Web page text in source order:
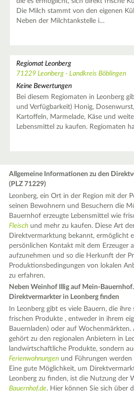
Die Milch stammt von den eigenen
Neben der Milchtankstelle i…
Regiomat Leonberg
71229 Leonberg - Landkreis Böblingen
Keine Bewertungen
Bei diesem Regiomaten in Leonberg
und Verfügbarkeit) Honig,
Kartoffeln, Marmelade, Käse und
Lebensmittel zu kaufen. Regiomaten
Allgemeine Informationen zu den
(PLZ 71229)
Leonberg, ein Ort in der Region mit der
seinen Bewohnern und Besuchern die
Bauernhof erzeugte Lebensmittel wie
Fleisch und mehr zu kaufen. Diese Art
Direktvermarktung bekannt, ermöglicht
persönlichen Kontakt mit dem Erzeuger
aufzunehmen und so die Herkunft der
Produktionsbedingungen von lokalen
zu erfahren.
Neben Weinhof Illig auf Mein-
Direktvermarkter in Leonberg finden
In Leonberg gibt es viele Bauern, die
frischen Produkte , entweder in ihrem
Bauernladen) oder auf
gehört zu den regionalen Anbietern in
landwirtschaftliche Produkte, sondern
Ferienwohnungen und Führungen werden
Eine gute Möglichkeit, um
Leonberg zu finden, ist die Nutzung der
Bauernhof.de. Hier können Sie sich über